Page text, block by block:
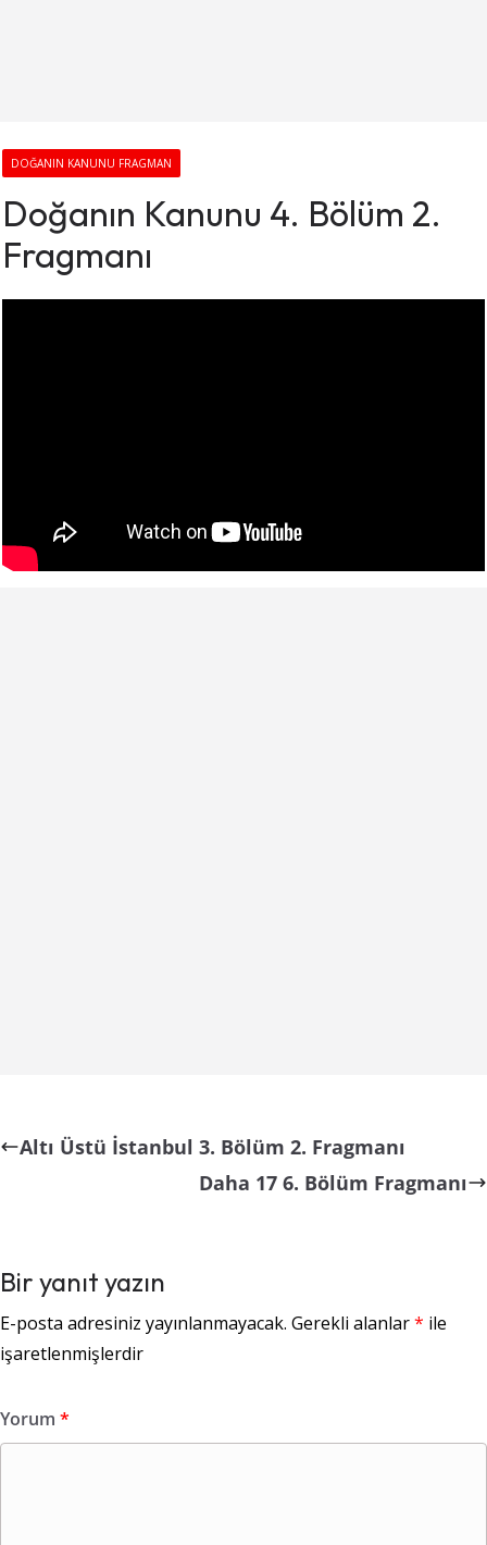
DOĞANIN KANUNU FRAGMAN
Doğanın Kanunu 4. Bölüm 2.
Fragmanı
Altı Üstü İstanbul 3. Bölüm 2. Fragmanı
Daha 17 6. Bölüm Fragmanı
Bir yanıt yazın
E-posta adresiniz yayınlanmayacak. Gerekli alanlar* ile
işaretlenmişlerdir
Yorum *